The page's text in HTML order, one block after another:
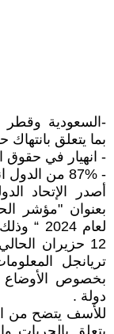
-السعودية
بما يتعلق
- انهيار في حقوق
- 87% من الدول انتهكت الحق بالاضراب
أصدر الإتحاد
بعنوان "مؤشر
لعام
12 حزيران
تريانجل
دولة .
للأسف يتضح من